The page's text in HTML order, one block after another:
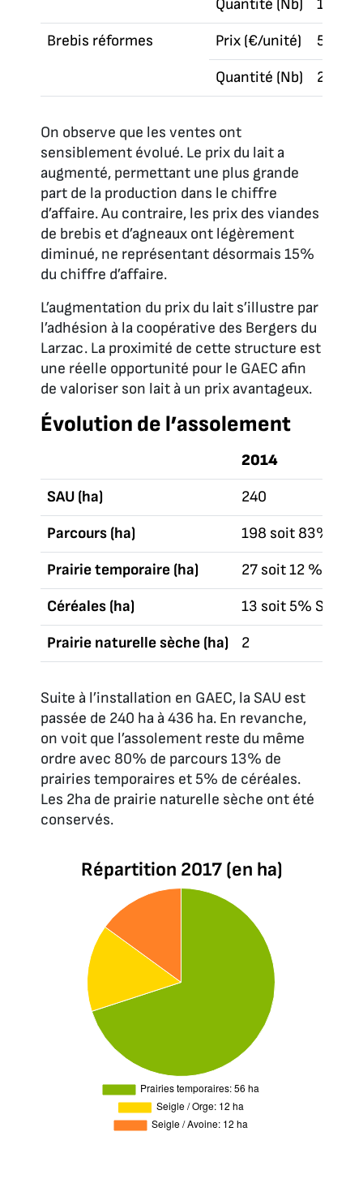
Quantité (Nb)
148
Brebis réformes
Prix (€/unité)
54
Quantité (Nb)
28
On observe que les ventes ont
sensiblement évolué. Le prix du lait a
augmenté, permettant une plus grande
part de la production dans le chiffre
d’affaire. Au contraire, les prix des viandes
de brebis et d’agneaux ont légèrement
diminué, ne représentant désormais 15%
du chiffre d’affaire.
L’augmentation du prix du lait s’illustre par
l’adhésion à la coopérative des Bergers du
Larzac. La proximité de cette structure est
une réelle opportunité pour le GAEC afin
de valoriser son lait à un prix avantageux.
Évolution de l’assolement
2014
SAU (ha)
240
Parcours (ha)
198 soit 83% SAU
Prairie temporaire (ha)
27 soit 12 % SAU
Céréales (ha)
13 soit 5% SAU
Prairie naturelle sèche (ha)
2
Suite à l’installation en GAEC, la SAU est
passée de 240 ha à 436 ha. En revanche,
on voit que l’assolement reste du même
ordre avec 80% de parcours 13% de
prairies temporaires et 5% de céréales.
Les 2ha de prairie naturelle sèche ont été
conservés.
Répartition 2017 (en ha)